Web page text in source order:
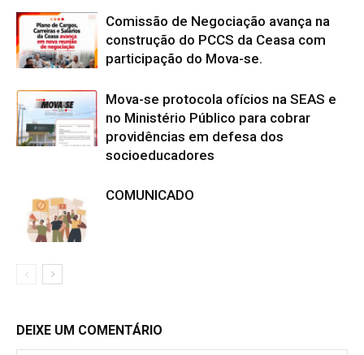
Comissão de Negociação avança na
construção do PCCS da Ceasa com
participação do Mova-se.
Mova-se protocola ofícios na SEAS e
no Ministério Público para cobrar
providências em defesa dos
socioeducadores
COMUNICADO
DEIXE UM COMENTÁRIO